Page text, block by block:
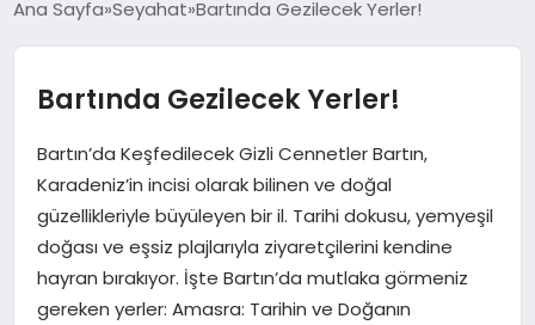
SAĞLIK
DÜNYA
SEYAHAT
TEKNOLOJI
YAŞAM
Ana Sayfa Seyahat Bartında Gezilecek Yerler!
Bartında Gezilecek Yerler!
Bartın’da Keşfedilecek Gizli Cennetler Bartın,
Karadeniz’in incisi olarak bilinen ve doğal
güzellikleriyle büyüleyen bir il. Tarihi dokusu, yemyeşil
doğası ve eşsiz plajlarıyla ziyaretçilerini kendine
hayran bırakıyor. İşte Bartın’da mutlaka görmeniz
gereken yerler: Amasra: Tarihin ve Doğanın